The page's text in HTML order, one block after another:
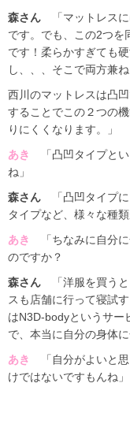
森さん 「マットレスに
です。でも、この2つを
です！柔らかすぎても
し、、、そこで両方兼
西川のマットレスは凸
することでこの２つの
りにくくなります。」
あき
「凸凹タイプとい
ね」
森さん 「凸凹タイプに
タイプなど、様々な種類
あき
「ちなみに自分に
のですか？
森さん 「洋服を買うと
スも店舗に行って寝試
はN3D-bodyというサー
で、本当に自分の身体
あき
「自分がよいと思
けではないですもんね」